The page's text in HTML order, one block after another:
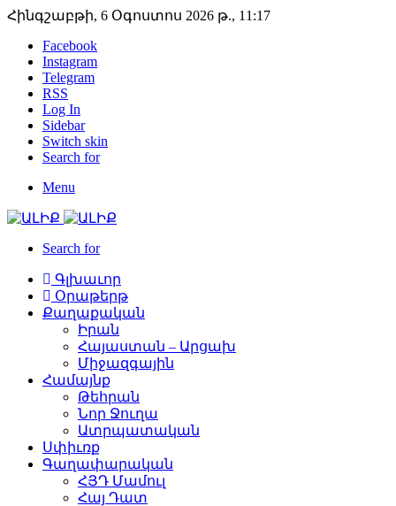
Հինգշաբթի, 6 Օգոստոս 2026 թ., 11:17
Facebook
Instagram
Telegram
RSS
Log In
Sidebar
Switch skin
Search for
Menu
Search for
Գլխաւոր
Օրաթերթ
Քաղաքական
Իրան
Հայաստան – Արցախ
Միջազգային
Համայնք
Թեհրան
Նոր Ջուղա
Ատրպատական
Սփիւռք
Գաղափարական
ՀՅԴ Մամուլ
Հայ Դատ